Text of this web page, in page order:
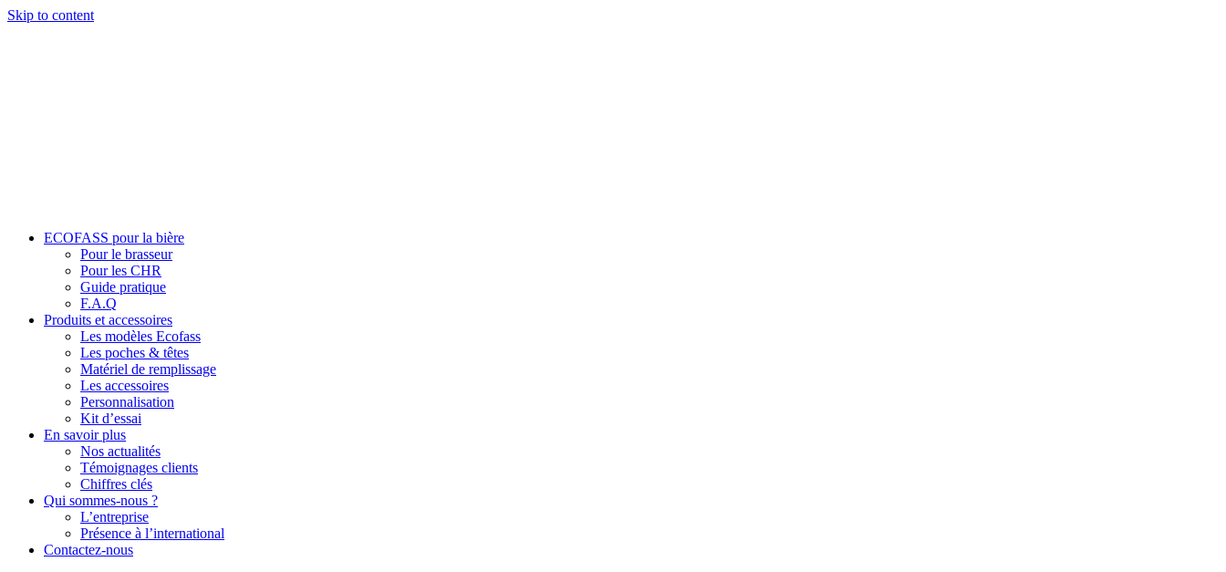
Skip to content
ECOFASS pour la bière
Pour le brasseur
Pour les CHR
Guide pratique
F.A.Q
Produits et accessoires
Les modèles Ecofass
Les poches & têtes
Matériel de remplissage
Les accessoires
Personnalisation
Kit d’essai
En savoir plus
Nos actualités
Témoignages clients
Chiffres clés
Qui sommes-nous ?
L’entreprise
Présence à l’international
Contactez-nous